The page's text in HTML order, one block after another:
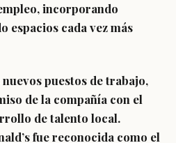
incorporando
espacios cada vez más
puestos de trabajo,
de la compañía con el
de talento local.
fue reconocida como el